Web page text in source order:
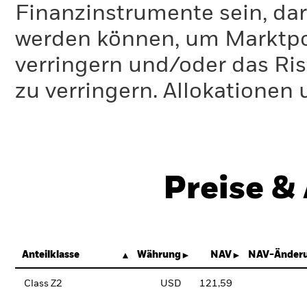
Finanzinstrumente sein,
werden können, um
verringern und/oder das
zu verringern. Allokationen
Preise
Anteilklasse Währung NAV NAV-
Class Z2 USD 121,59